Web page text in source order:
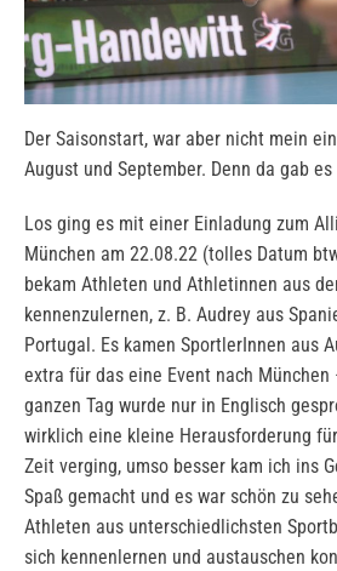
Der Saisonstart, war aber nicht mein
August und September. Denn da gab
Los ging es mit einer Einladung zum
München am 22.08.22 (tolles Datum
bekam Athleten und Athletinnen aus
kennenzulernen, z. B. Audrey aus
Portugal. Es kamen SportlerInnen aus
extra für das eine Event nach München
ganzen Tag wurde nur in Englisch
wirklich eine kleine Herausforderung
Zeit verging, umso besser kam ich ins
Spaß gemacht und es war schön zu
Athleten aus unterschiedlichsten
sich kennenlernen und austauschen